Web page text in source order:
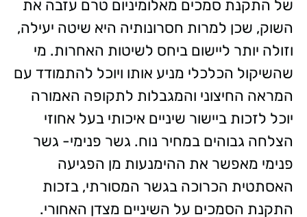
של התקנת סמכים מאלומיניום טרם עזבה את
השוק, שכן למרות חסרונותיה היא שיטה יעילה,
וזולה יותר ליישום ביחס לשיטות האחרות. מי
שהשיקול הכלכלי מניע אותו ויוכל להתמודד עם
המראה החיצוני והמגבלות לתקופה האמורה
יוכל לזכות ביישור שיניים איכותי בעל אחוזי
הצלחה גבוהים במחיר נוח. גשר פנימי- גשר
פנימי מאפשר את ההימנעות מן הפגיעה
האסתטית הכרוכה בגשר המסורתי, בזכות
התקנת הסמכים על השיניים מצדן האחורי.